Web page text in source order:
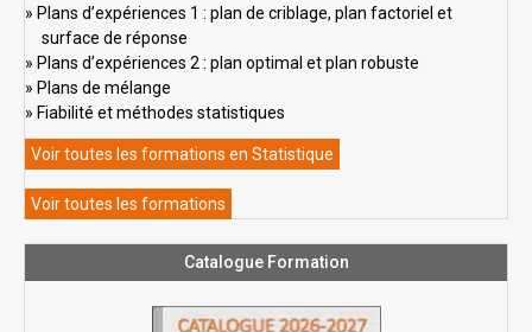
Plans d’expériences 1 : plan de criblage, plan factoriel et
surface de réponse
Plans d’expériences 2 : plan optimal et plan robuste
Plans de mélange
Fiabilité et méthodes statistiques
Voir toutes les formations en Statistique
Voir toutes les formations
Catalogue Formation